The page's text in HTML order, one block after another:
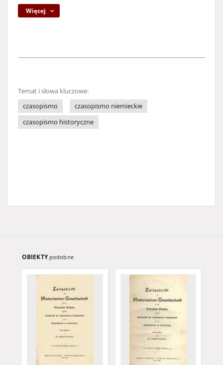
Więcej
Temat i słowa kluczowe:
czasopismo
czasopismo niemieckie
czasopismo historyczne
OBIEKTY podobne